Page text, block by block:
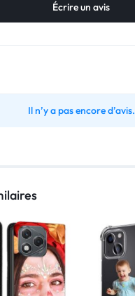
Écrire un avis
Il n’y a pas encore d’avis.